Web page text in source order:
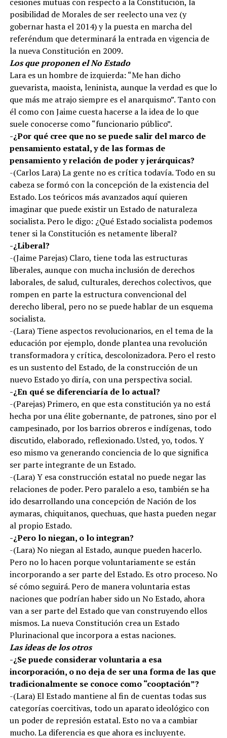
posibilidad de Morales de ser reelecto una vez (y
gobernar hasta el 2014) y la puesta en marcha del
referéndum que determinará la entrada en vigencia de
la nueva Constitución en 2009.
Los que proponen el No Estado
Lara es un hombre de izquierda: “Me han dicho
guevarista, maoista, leninista, aunque la verdad es que lo
que más me atrajo siempre es el anarquismo”. Tanto con
él como con Jaime cuesta hacerse a la idea de lo que
suele conocerse como “funcionario público”.
-¿Por qué cree que no se puede salir del marco de
pensamiento estatal, y de las formas de
pensamiento y relación de poder y jerárquicas?
-(Carlos Lara) La gente no es crítica todavía. Todo en su
cabeza se formó con la concepción de la existencia del
Estado. Los teóricos más avanzados aquí quieren
imaginar que puede existir un Estado de naturaleza
socialista. Pero le digo: ¿Qué Estado socialista podemos
tener si la Constitución es netamente liberal?
-¿Liberal?
-(Jaime Parejas) Claro, tiene toda las estructuras
liberales, aunque con mucha inclusión de derechos
laborales, de salud, culturales, derechos colectivos, que
rompen en parte la estructura convencional del
derecho liberal, pero no se puede hablar de un esquema
socialista.
-(Lara) Tiene aspectos revolucionarios, en el tema de la
educación por ejemplo, donde plantea una revolución
transformadora y crítica, descolonizadora. Pero el resto
es un sustento del Estado, de la construcción de un
nuevo Estado yo diría, con una perspectiva social.
-¿En qué se diferenciaría de lo actual?
-(Parejas) Primero, en que esta constitución ya no está
hecha por una élite gobernante, de patrones, sino por el
campesinado, por los barrios obreros e indígenas, todo
discutido, elaborado, reflexionado. Usted, yo, todos. Y
eso mismo va generando conciencia de lo que significa
ser parte integrante de un Estado.
-(Lara) Y esa construcción estatal no puede negar las
relaciones de poder. Pero paralelo a eso, también se ha
ido desarrollando una concepción de Nación de los
aymaras, chiquitanos, quechuas, que hasta pueden negar
al propio Estado.
-¿Pero lo niegan, o lo integran?
-(Lara) No niegan al Estado, aunque pueden hacerlo.
Pero no lo hacen porque voluntariamente se están
incorporando a ser parte del Estado. Es otro proceso. No
sé cómo seguirá. Pero de manera voluntaria estas
naciones que podrían haber sido un No Estado, ahora
van a ser parte del Estado que van construyendo ellos
mismos. La nueva Constitución crea un Estado
Plurinacional que incorpora a estas naciones.
Las ideas de los otros
-¿Se puede considerar voluntaria a esa
incorporación, o no deja de ser una forma de las que
tradicionalmente se conoce como “cooptación”?
-(Lara) El Estado mantiene al fin de cuentas todas sus
categorías coercitivas, todo un aparato ideológico con
un poder de represión estatal. Esto no va a cambiar
mucho. La diferencia es que ahora es incluyente.